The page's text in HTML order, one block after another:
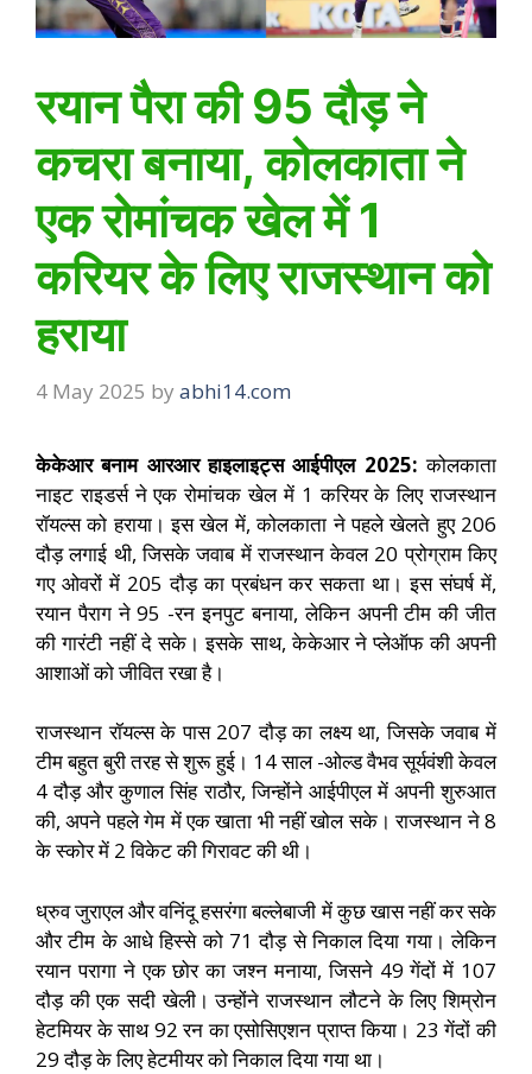
रयान पैरा की 95 दौड़ ने
कचरा बनाया, कोलकाता ने
एक रोमांचक खेल में 1
करियर के लिए राजस्थान को
हराया
4 May 2025 by abhi14.com
केकेआर बनाम आरआर हाइलाइट्स आईपीएल 2025: कोलकाता
नाइट राइडर्स ने एक रोमांचक खेल में 1 करियर के लिए राजस्थान
रॉयल्स को हराया। इस खेल में, कोलकाता ने पहले खेलते हुए 206
दौड़ लगाई थी, जिसके जवाब में राजस्थान केवल 20 प्रोग्राम किए
गए ओवरों में 205 दौड़ का प्रबंधन कर सकता था। इस संघर्ष में,
रयान पैराग ने 95 -रन इनपुट बनाया, लेकिन अपनी टीम की जीत
की गारंटी नहीं दे सके। इसके साथ, केकेआर ने प्लेऑफ की अपनी
आशाओं को जीवित रखा है।
राजस्थान रॉयल्स के पास 207 दौड़ का लक्ष्य था, जिसके जवाब में
टीम बहुत बुरी तरह से शुरू हुई। 14 साल -ओल्ड वैभव सूर्यवंशी केवल
4 दौड़ और कुणाल सिंह राठौर, जिन्होंने आईपीएल में अपनी शुरुआत
की, अपने पहले गेम में एक खाता भी नहीं खोल सके। राजस्थान ने 8
के स्कोर में 2 विकेट की गिरावट की थी।
ध्रुव जुराएल और वनिंदू हसरंगा बल्लेबाजी में कुछ खास नहीं कर सके
और टीम के आधे हिस्से को 71 दौड़ से निकाल दिया गया। लेकिन
रयान परागा ने एक छोर का जश्न मनाया, जिसने 49 गेंदों में 107
दौड़ की एक सदी खेली। उन्होंने राजस्थान लौटने के लिए शिम्रोन
हेटमियर के साथ 92 रन का एसोसिएशन प्राप्त किया। 23 गेंदों की
29 दौड़ के लिए हेटमीयर को निकाल दिया गया था।